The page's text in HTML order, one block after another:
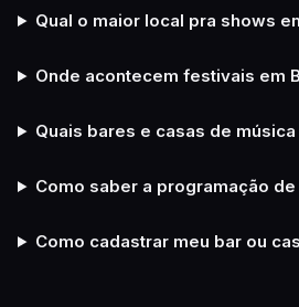
Qual o maior local pra shows
Onde acontecem festivais em
Quais bares e casas de
Como saber a programação
Como cadastrar meu bar ou